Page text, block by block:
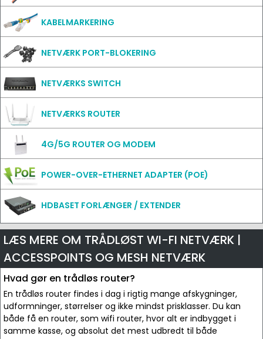
KABELMARKERING
NETVÆRK PORT-BLOKERING
NETVÆRKS SWITCH
NETVÆRKS ROUTER
4G/5G ROUTER OG MODEM
POWER-OVER-ETHERNET ADAPTER (POE)
HDBASET FORLÆNGER / EXTENDER
LÆS MERE OM TRÅDLØST WI-FI NETVÆRK |
ACCESSPOINTS OG MESH NETVÆRK
Hvad gør en trådløs router?
En trådløs router findes i dag i rigtig mange afskygninger,
udformninger, størrelser og ikke mindst prisklasser. Du kan
både få en router, som wifi router, hvor alt er indbygget i
samme kasse, og absolut det mest udbredt til både